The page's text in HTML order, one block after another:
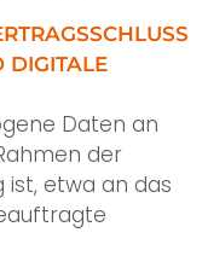
DIGITALE
Daten an
der
etwa an das